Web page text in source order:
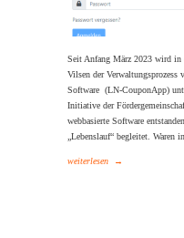
Seit Anfang März 2023 wird in
Vilsen der Verwaltungsprozess
Software (LN-CouponApp)
Initiative der
webbasierte Software
„Lebenslauf“ begleitet. Waren
weiterlesen →